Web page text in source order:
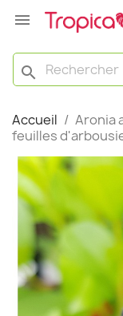

search
Accueil
Aronia
feuilles